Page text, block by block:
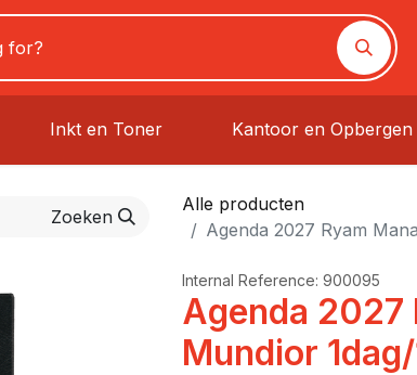
Inkt en Toner Kantoor en Opbergen
Zoeken
Alle producten
Agenda 2027 Ryam
Internal Reference: 900095
Agenda 2027
Mundior